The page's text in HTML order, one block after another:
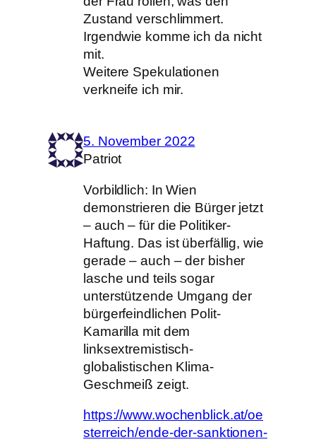
Zustand verschlimmert.
Irgendwie komme ich da nicht
mit.
Weitere Spekulationen
verkneife ich mir.
5. November 2022
Patriot
Vorbildlich: In Wien
demonstrieren die Bürger jetzt
– auch – für die Politiker-
Haftung. Das ist überfällig, wie
gerade – auch – der bisher
lasche und teils sogar
unterstützende Umgang der
bürgerfeindlichen Polit-
Kamarilla mit dem
linksextremistisch-
globalistischen Klima-
Geschmeiß zeigt.
https://www.wochenblick.at/oe
sterreich/ende-der-sanktionen-